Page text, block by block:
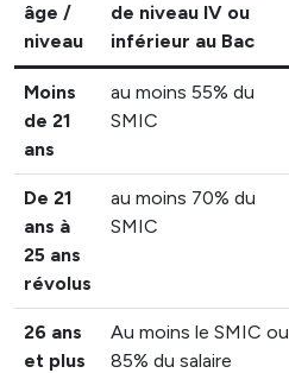
âge /
niveau
de niveau IV ou
inférieur au Bac
Moins
de 21
ans
au moins 55% du
SMIC
De 21
ans à
25 ans
révolus
au moins 70% du
SMIC
26 ans
et plus
Au moins le SMIC ou
85% du salaire